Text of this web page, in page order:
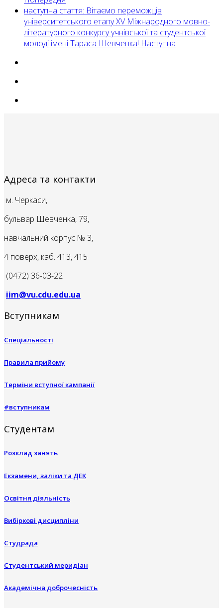
наступна стаття: Вітаємо переможців
університетського етапу ХV Міжнародного мовно-
літературного конкурсу учнівської та студентської
молоді імені Тараса Шевченка! Наступна
Адреса та контакти
м. Черкаси,
бульвар Шевченка, 79,
навчальний корпус № 3,
4 поверх, каб. 413, 415
(0472) 36-03-22
iim@vu.cdu.edu.ua
Вступникам
Спеціальності
Правила прийому
Терміни вступної кампанії
#вступникам
Студентам
Розклад занять
Екзамени, заліки та ДЕК
Освітня діяльність
Вибіркові дисципліни
Студрада
Студентський меридіан
Академічна доброчесність